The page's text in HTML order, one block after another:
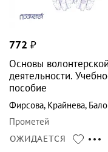
772 ₽
Основы волонтерской
деятельности.
пособие
Фирсова, Крайнева,
Прометей
ОЖИДАЕТСЯ